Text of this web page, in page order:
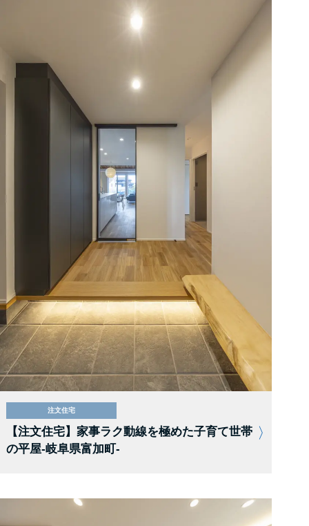
注文住宅
【注文住宅】家事ラク動線を極めた子育て世帯
の平屋-岐阜県富加町-